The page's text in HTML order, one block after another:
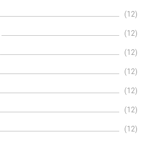
(12)
(12)
(12)
(12)
(12)
(12)
(12)